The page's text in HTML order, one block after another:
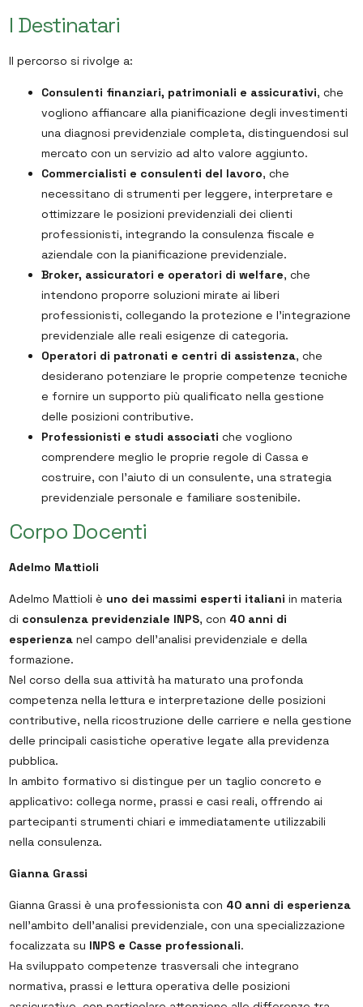
I Destinatari
Il percorso si rivolge a:
Consulenti finanziari, patrimoniali e assicurativi, che
vogliono affiancare alla pianificazione degli investimenti
una diagnosi previdenziale completa, distinguendosi sul
mercato con un servizio ad alto valore aggiunto.
Commercialisti e consulenti del lavoro, che
necessitano di strumenti per leggere, interpretare e
ottimizzare le posizioni previdenziali dei clienti
professionisti, integrando la consulenza fiscale e
aziendale con la pianificazione previdenziale.
Broker, assicuratori e operatori di welfare, che
intendono proporre soluzioni mirate ai liberi
professionisti, collegando la protezione e l’integrazione
previdenziale alle reali esigenze di categoria.
Operatori di patronati e centri di assistenza, che
desiderano potenziare le proprie competenze tecniche
e fornire un supporto più qualificato nella gestione
delle posizioni contributive.
Professionisti e studi associati che vogliono
comprendere meglio le proprie regole di Cassa e
costruire, con l’aiuto di un consulente, una strategia
previdenziale personale e familiare sostenibile.
Corpo Docenti
Adelmo Mattioli
Adelmo Mattioli è uno dei massimi esperti italiani in materia
di consulenza previdenziale INPS, con 40 anni di
esperienza nel campo dell’analisi previdenziale e della
formazione.
Nel corso della sua attività ha maturato una profonda
competenza nella lettura e interpretazione delle posizioni
contributive, nella ricostruzione delle carriere e nella gestione
delle principali casistiche operative legate alla previdenza
pubblica.
In ambito formativo si distingue per un taglio concreto e
applicativo: collega norme, prassi e casi reali, offrendo ai
partecipanti strumenti chiari e immediatamente utilizzabili
nella consulenza.
Gianna Grassi
Gianna Grassi è una professionista con 40 anni di esperienza
nell’ambito dell’analisi previdenziale, con una specializzazione
focalizzata su INPS e Casse professionali.
Ha sviluppato competenze trasversali che integrano
normativa, prassi e lettura operativa delle posizioni